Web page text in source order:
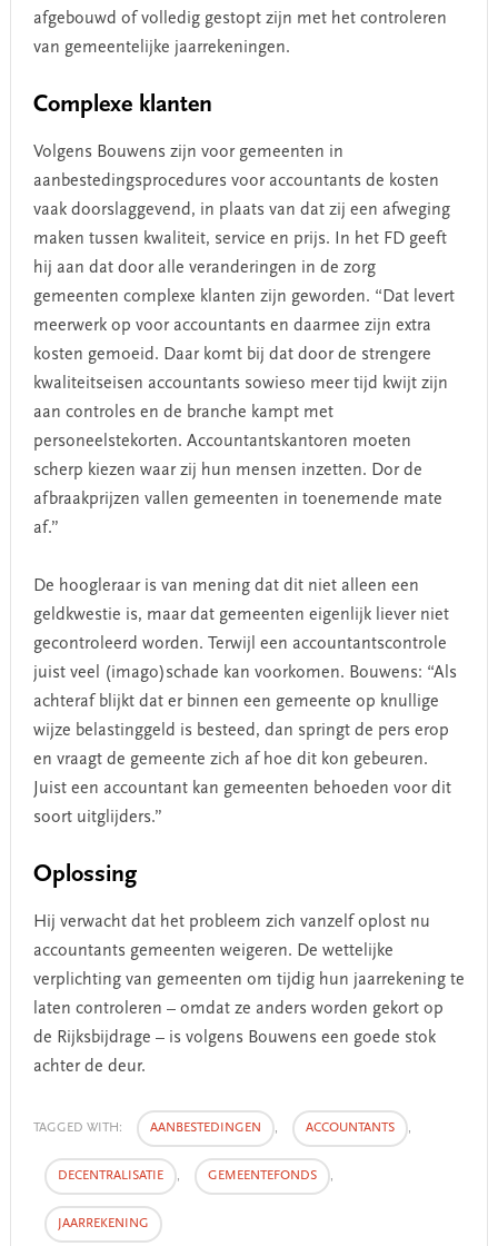
afgebouwd of volledig gestopt zijn met het controleren
van gemeentelijke jaarrekeningen.
Complexe klanten
Volgens Bouwens zijn voor gemeenten in
aanbestedingsprocedures voor accountants de kosten
vaak doorslaggevend, in plaats van dat zij een afweging
maken tussen kwaliteit, service en prijs. In het FD geeft
hij aan dat door alle veranderingen in de zorg
gemeenten complexe klanten zijn geworden. “Dat levert
meerwerk op voor accountants en daarmee zijn extra
kosten gemoeid. Daar komt bij dat door de strengere
kwaliteitseisen accountants sowieso meer tijd kwijt zijn
aan controles en de branche kampt met
personeelstekorten. Accountantskantoren moeten
scherp kiezen waar zij hun mensen inzetten. Dor de
afbraakprijzen vallen gemeenten in toenemende mate
af.”
De hoogleraar is van mening dat dit niet alleen een
geldkwestie is, maar dat gemeenten eigenlijk liever niet
gecontroleerd worden. Terwijl een accountantscontrole
juist veel (imago)schade kan voorkomen. Bouwens: “Als
achteraf blijkt dat er binnen een gemeente op knullige
wijze belastinggeld is besteed, dan springt de pers erop
en vraagt de gemeente zich af hoe dit kon gebeuren.
Juist een accountant kan gemeenten behoeden voor dit
soort uitglijders.”
Oplossing
Hij verwacht dat het probleem zich vanzelf oplost nu
accountants gemeenten weigeren. De wettelijke
verplichting van gemeenten om tijdig hun jaarrekening te
laten controleren – omdat ze anders worden gekort op
de Rijksbijdrage – is volgens Bouwens een goede stok
achter de deur.
TAGGED WITH: AANBESTEDINGEN , ACCOUNTANTS ,
DECENTRALISATIE , GEMEENTEFONDS ,
JAARREKENING